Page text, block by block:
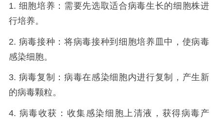
1. 细胞培养：需要先选取适合病毒生长的细胞株进
行培养。
2. 病毒接种：将病毒接种到细胞培养皿中，使病毒
感染细胞。
3. 病毒复制：病毒在感染细胞内进行复制，产生新
的病毒颗粒。
4. 病毒收获：收集感染细胞上清液，获得病毒产